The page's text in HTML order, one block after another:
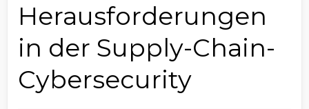
Herausforderungen
in der Supply-Chain-
Cybersecurity